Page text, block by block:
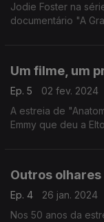
Jodie Foster na
documentário "A
Um filme, um
Ep. 5
02 fev. 2024
A estreia de
Emmy que deu a
Outros
Ep. 4
26 jan. 2024
Nos 50 anos da